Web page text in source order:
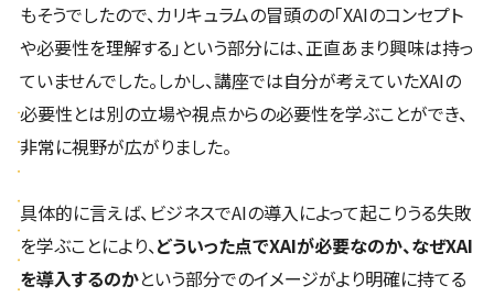
もそうでしたので、カリキュラムの冒頭のの「XAIのコンセプト
や必要性を理解する」という部分には、正直あまり興味は持っ
ていませんでした。しかし、講座では自分が考えていたXAIの
必要性とは別の立場や視点からの必要性を学ぶことができ、
非常に視野が広がりました。
具体的に言えば、ビジネスでAIの導入によって起こりうる失敗
を学ぶことにより、どういった点でXAIが必要なのか、なぜXAI
を導入するのかという部分でのイメージがより明確に持てる